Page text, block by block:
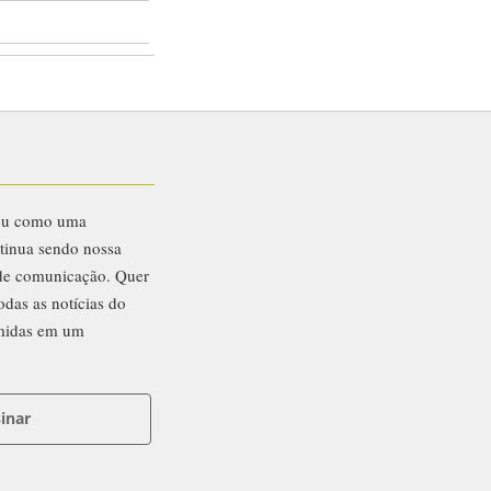
como uma
sendo nossa
comunicação. Quer
as notícias do
em um